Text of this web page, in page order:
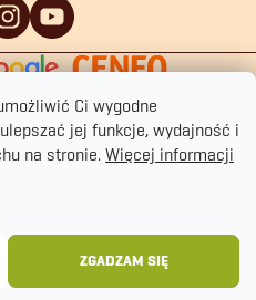
Ci wygodne
jej funkcje, wydajność i
na stronie. Więcej informacji
ZGADZAM SIĘ
sklepuCookies